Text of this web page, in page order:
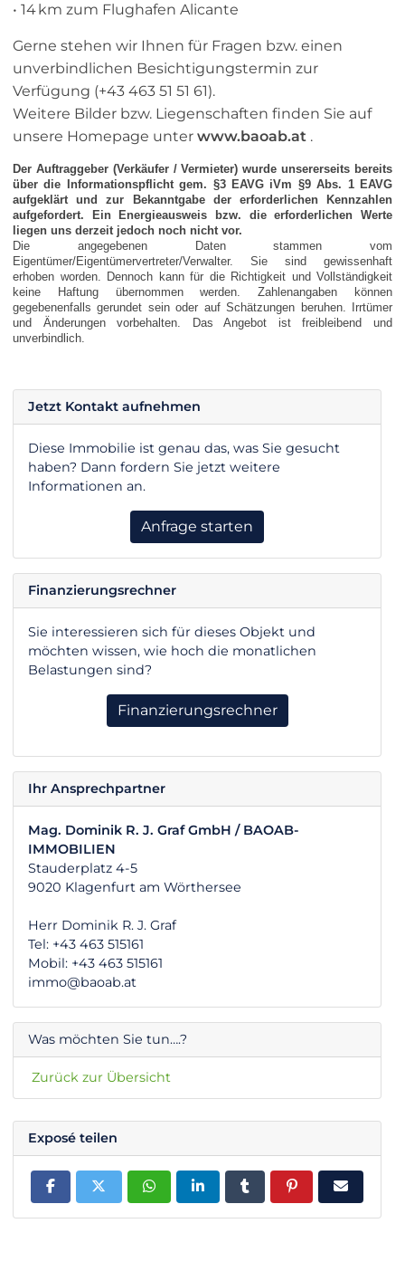
• 14 km zum Flughafen Alicante
Gerne stehen wir Ihnen für Fragen bzw. einen
unverbindlichen Besichtigungstermin zur
Verfügung (+43 463 51 51 61).
Weitere Bilder bzw. Liegenschaften finden Sie auf
unsere Homepage unter www.baoab.at .
Der Auftraggeber (Verkäufer / Vermieter) wurde unsererseits bereits
über die Informationspflicht gem. §3 EAVG iVm §9 Abs. 1 EAVG
aufgeklärt und zur Bekanntgabe der erforderlichen Kennzahlen
aufgefordert. Ein Energieausweis bzw. die erforderlichen Werte
liegen uns derzeit jedoch noch nicht vor.
Die angegebenen Daten stammen vom
Eigentümer/Eigentümervertreter/Verwalter. Sie sind gewissenhaft
erhoben worden. Dennoch kann für die Richtigkeit und Vollständigkeit
keine Haftung übernommen werden. Zahlenangaben können
gegebenenfalls gerundet sein oder auf Schätzungen beruhen. Irrtümer
und Änderungen vorbehalten. Das Angebot ist freibleibend und
unverbindlich.
Jetzt Kontakt aufnehmen
Diese Immobilie ist genau das, was Sie gesucht
haben? Dann fordern Sie jetzt weitere
Informationen an.
Anfrage starten
Finanzierungsrechner
Sie interessieren sich für dieses Objekt und
möchten wissen, wie hoch die monatlichen
Belastungen sind?
Finanzierungsrechner
Ihr Ansprechpartner
Mag. Dominik R. J. Graf GmbH / BAOAB-
IMMOBILIEN
Stauderplatz 4-5
9020 Klagenfurt am Wörthersee
Herr Dominik R. J. Graf
Tel: +43 463 515161
Mobil: +43 463 515161
immo@baoab.at
Was möchten Sie tun….?
Zurück zur Übersicht
Exposé teilen